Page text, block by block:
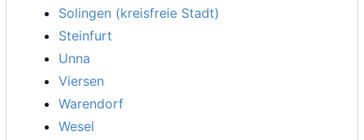
Solingen (kreisfreie Stadt)
Steinfurt
Unna
Viersen
Warendorf
Wesel